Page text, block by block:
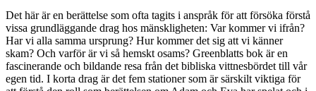
Det här är en berättelse som ofta tagits i anspråk för att försöka förstå
vissa grundläggande drag hos mänskligheten: Var kommer vi ifrån?
Har vi alla samma ursprung? Hur kommer det sig att vi känner
skam? Och varför är vi så hemskt osams? Greenblatts bok är en
fascinerande och bildande resa från det bibliska vittnesbördet till vår
egen tid. I korta drag är det fem stationer som är särskilt viktiga för